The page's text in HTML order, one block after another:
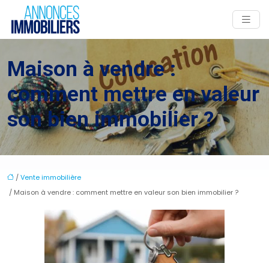
Maison à vendre :
comment mettre en valeur
son bien immobilier ?
/Vente immobilière
/ Maison à vendre : comment mettre en valeur son bien immobilier ?